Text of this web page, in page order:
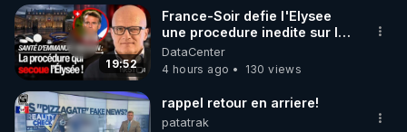
19:52
France-Soir defie l'Elysee
une procedure inedite sur la
sante du president - Nexus
DataCenter
4 hours ago
130 views
rappel retour en arriere!
patatrak